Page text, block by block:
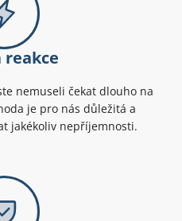
reakce
nemuseli čekat dlouho na
je pro nás důležitá a
jakékoliv nepříjemnosti.